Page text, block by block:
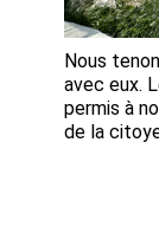
Nous
avec eux.
permis à
de la